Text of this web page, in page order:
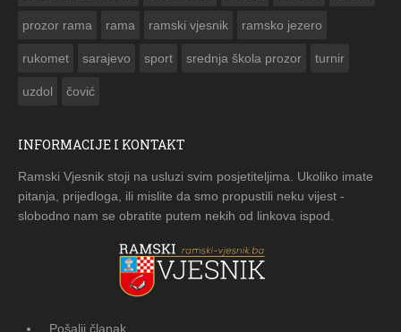
prozor rama rama ramski vjesnik ramsko jezero
rukomet sarajevo sport srednja škola prozor turnir
uzdol čović
INFORMACIJE I KONTAKT
Ramski Vjesnik stoji na usluzi svim posjetiteljima. Ukoliko imate
pitanja, prijedloga, ili mislite da smo propustili neku vijest -
slobodno nam se obratite putem nekih od linkova ispod.
Pošalji članak